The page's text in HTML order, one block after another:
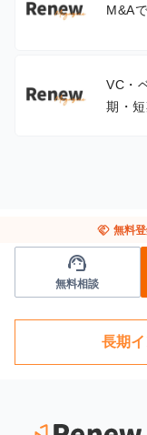
M&A
VC・
期・
handshake 無料
support_agent
無料相談
長期